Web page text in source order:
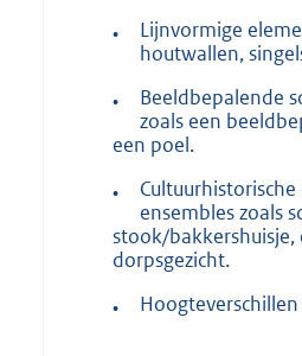
•
Lijnvormige
houtwallen,
•
Beeldbepalende
zoals een
een poel.
•
ensembles zoals
stook/bakkershuisje,
dorpsgezicht.
•
Hoogteverschillen